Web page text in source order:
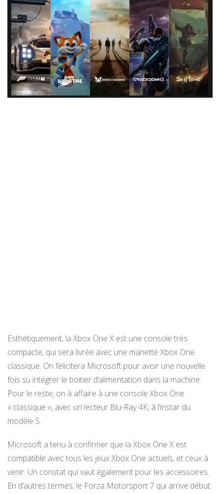
Esthétiquement, la Xbox One X est une console très
compacte, qui sera livrée avec une manette Xbox One
classique. On félicitera Microsoft pour avoir une nouvelle
fois su intégrer le boitier d’alimentation dans la machine.
Pour le reste, on à affaire à une console Xbox One
« classique », avec un lecteur Blu-Ray 4K, à l’instar du
modèle S.
Microsoft a tenu à confirmer que la Xbox One X est
compatible avec tous les jeux Xbox One actuels, et ceux à
venir. Un constat qui vaut également pour les accessoires.
En d’autres termes, le Forza Motorsport 7 qui arrive début